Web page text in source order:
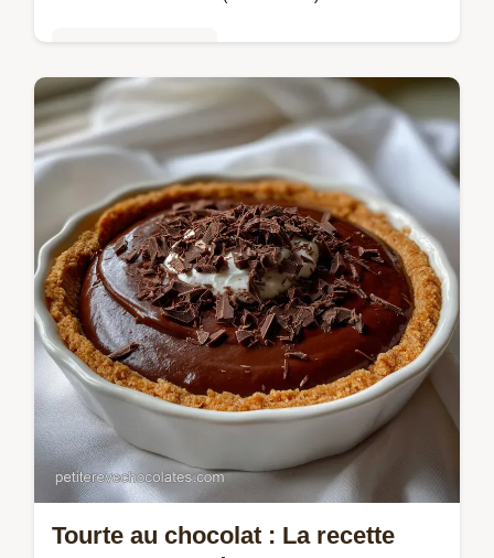
Découvrez la recette du Fondant au
chocolat inratable pour obtenir ce cœur
coulant tant désiré. Une recette dessert
français facile, digne des plus grands…
Tourte au chocolat : La recette